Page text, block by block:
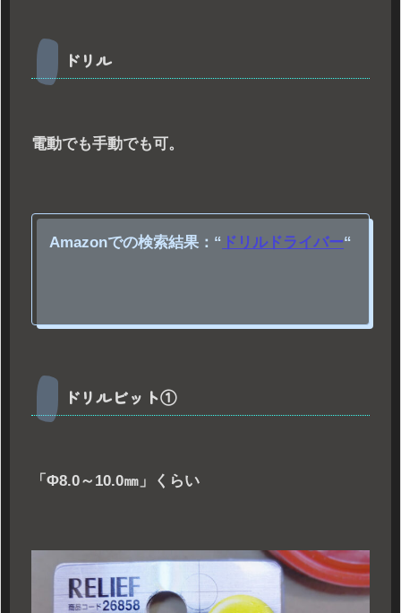
ドリル
電動でも手動でも可。
Amazonでの検索結果： “ ドリルドライバー“
ドリルビット①
「Φ8.0～10.0㎜」くらい